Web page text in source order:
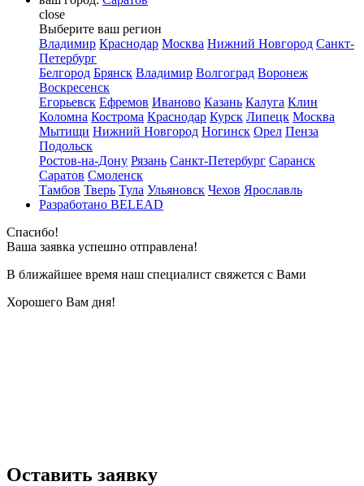
close
Выберите ваш регион
Владимир Краснодар Москва Нижний Новгород Санкт-
Петербург
Белгород Брянск Владимир Волгоград Воронеж
Воскресенск
Егорьевск Ефремов Иваново Казань Калуга Клин
Коломна Кострома Краснодар Курск Липецк Москва
Мытищи Нижний Новгород Ногинск Орел Пенза
Подольск
Ростов-на-Дону Рязань Санкт-Петербург Саранск
Саратов Смоленск
Тамбов Тверь Тула Ульяновск Чехов Ярославль
Разработано BELEAD
Спасибо!
Ваша заявка успешно отправлена!
В ближайшее время наш специалист свяжется с Вами
Хорошего Вам дня!
Оставить заявку